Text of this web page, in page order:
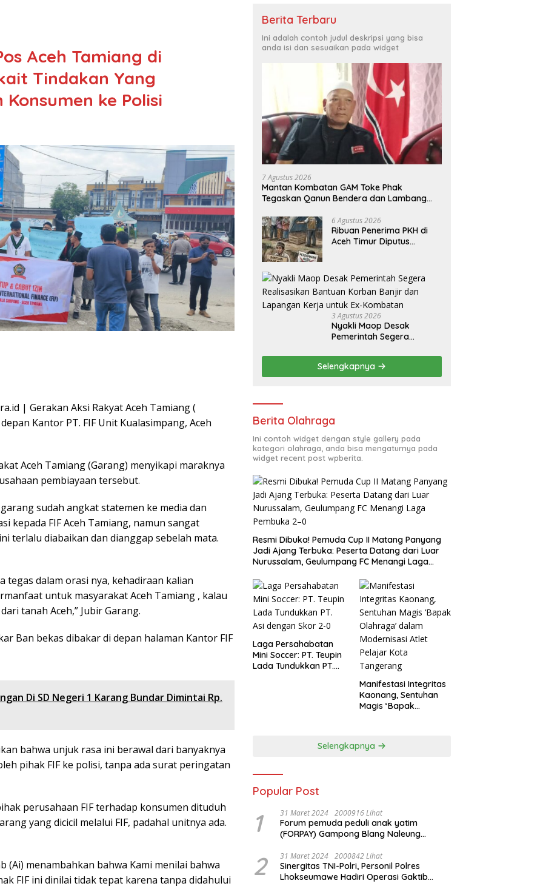
Aceh Tamiang di
Tindakan Yang
ke Polisi
| Gerakan Aksi Rakyat Aceh Tamiang (
Kantor PT. FIF Unit Kualasimpang, Aceh
Aceh Tamiang (Garang) menyikapi maraknya
pembiayaan tersebut.
sudah angkat statemen ke media dan
kepada FIF Aceh Tamiang, namun sangat
terlalu diabaikan dan dianggap sebelah mata.
tegas dalam orasi nya, kehadiraan kalian
untuk masyarakat Aceh Tamiang , kalau
tanah Aceh,” Jubir Garang.
Ban bekas dibakar di depan halaman Kantor FIF
Di SD Negeri 1 Karang Bundar Dimintai Rp.
bahwa unjuk rasa ini berawal dari banyaknya
pihak FIF ke polisi, tanpa ada surat peringatan
perusahaan FIF terhadap konsumen dituduh
yang dicicil melalui FIF, padahal unitnya ada.
(Ai) menambahkan bahwa Kami menilai bahwa
FIF ini dinilai tidak tepat karena tanpa didahului
Berita Terbaru
Ini adalah contoh judul deskripsi yang bisa
anda isi dan sesuaikan pada widget
7 Agustus 2026
Mantan Kombatan GAM Toke Phak
Tegaskan Qanun Bendera dan Lambang
6 Agustus 2026
Ribuan Penerima PKH di
Aceh Timur Diputus
3 Agustus 2026
Nyakli Maop Desak
Pemerintah Segera
Korban Banjir dan
Lapangan Kerja untuk Ex-
Kombatan
Selengkapnya
Berita Olahraga
Ini contoh widget dengan style gallery pada
kategori olahraga, anda bisa mengaturnya pada
widget recent post wpberita.
Resmi Dibuka! Pemuda Cup II Matang Panyang
Jadi Ajang Terbuka: Peserta Datang dari Luar
Nurussalam, Geulumpang FC Menangi Laga
Laga Persahabatan
Mini Soccer: PT. Teupin
Lada Tundukkan PT.
Manifestasi Integritas
Kaonang, Sentuhan
Magis ‘Bapak
Tangerang
Selengkapnya
Popular Post
1 31 Maret 2024 2000916 Lihat
Forum pemuda peduli anak yatim
(FORPAY) Gampong Blang Naleung
Santunan Yatim-Piatu
2 31 Maret 2024 2000842 Lihat
Sinergitas TNI-Polri, Personil Polres
Lhokseumawe Hadiri Operasi Gaktib